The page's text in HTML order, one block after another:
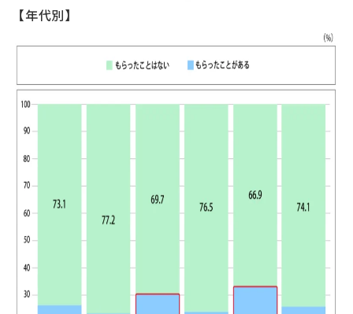
【年代別】